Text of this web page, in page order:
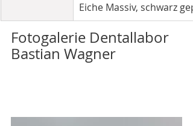
Eiche Massiv, schwarz
Fotogalerie Dentallabor
Bastian Wagner